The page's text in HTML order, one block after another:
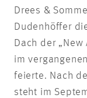
Drees &
Dudenhöffer
Dach der
im
feierte. Nach
steht im